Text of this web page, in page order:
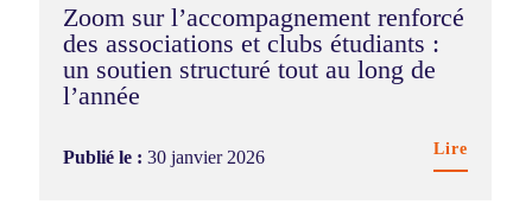
Zoom sur l’accompagnement renforcé
des associations et clubs étudiants :
un soutien structuré tout au long de
l’année
Publié le :30 janvier 2026 Lire